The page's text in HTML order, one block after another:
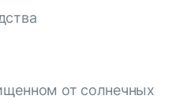
от солнечных